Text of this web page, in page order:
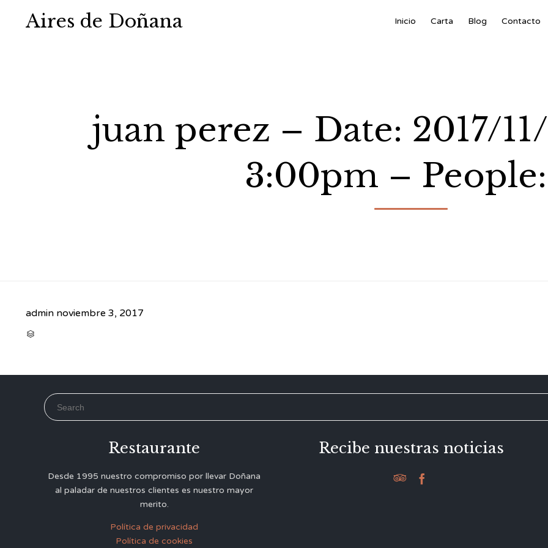
Aires de Doñana Inicio Carta Blog Contacto
juan perez – Date: 2017/
3:00pm –
admin noviembre 3, 2017

Search for:
Restaurante
Desde 1995 nuestro compromiso por llevar Doñana
al paladar de nuestros clientes es nuestro mayor
merito.
Política de privacidad
Política de cookies
Recibe nuestras noticias
 